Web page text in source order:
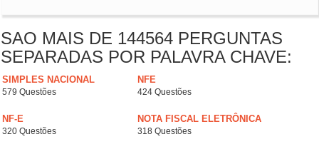
SAO MAIS DE 144564 PERGUNTAS
SEPARADAS POR PALAVRA CHAVE:
SIMPLES NACIONAL
579 Questões
NFE
424 Questões
NF-E
320 Questões
NOTA FISCAL ELETRÔNICA
318 Questões